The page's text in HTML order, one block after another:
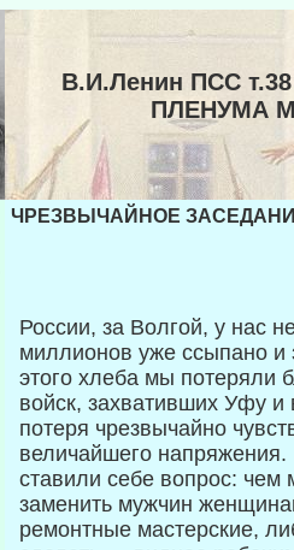
В.И.Ленин ПСС
ПЛЕНУМА
ЧРЕЗВЫЧАЙНОЕ
России, за Волгой, у нас
миллионов уже ссыпано и
этого хлеба мы потеряли
войск, захвативших Уфу
потеря чрезвычайно
величайшего
ставили себе вопрос:
заменить мужчин
ре­монтные мастерские,